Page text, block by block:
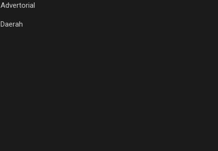
Advertorial
Daerah